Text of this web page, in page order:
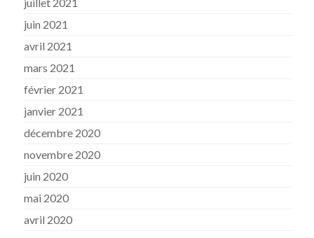
juin 2021
avril 2021
mars 2021
février 2021
janvier 2021
décembre 2020
novembre 2020
juin 2020
mai 2020
avril 2020